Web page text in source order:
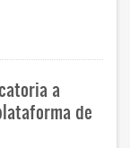
a
de